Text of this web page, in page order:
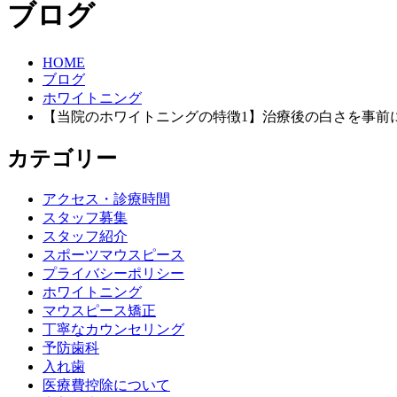
ブログ
HOME
ブログ
ホワイトニング
【当院のホワイトニングの特徴1】治療後の白さを事前
カテゴリー
アクセス・診療時間
スタッフ募集
スタッフ紹介
スポーツマウスピース
プライバシーポリシー
ホワイトニング
マウスピース矯正
丁寧なカウンセリング
予防歯科
入れ歯
医療費控除について